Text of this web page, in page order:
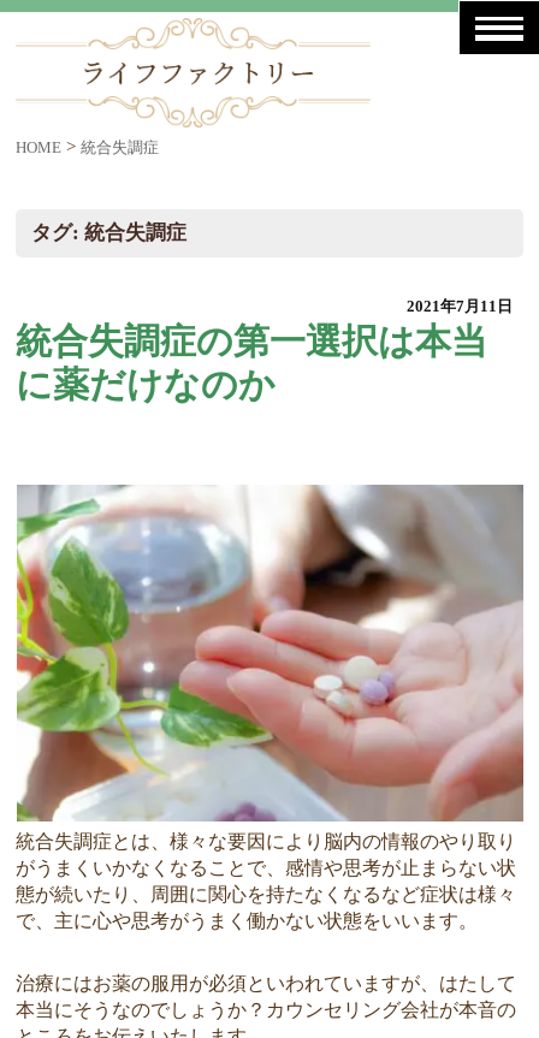
HOME >統合失調症
タグ:統合失調症
2021年7月11日
統合失調症の第一選択は本当
に薬だけなのか
統合失調症とは、様々な要因により脳内の情報のやり取り
がうまくいかなくなることで、感情や思考が止まらない状
態が続いたり、周囲に関心を持たなくなるなど症状は様々
で、主に心や思考がうまく働かない状態をいいます。
治療にはお薬の服用が必須といわれていますが、はたして
本当にそうなのでしょうか？カウンセリング会社が本音の